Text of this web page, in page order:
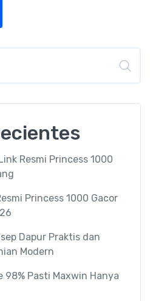
Resmi Princess 1000
Princess 1000 Gacor
Dapur Praktis dan
Modern
98% Pasti Maxwin Hanya